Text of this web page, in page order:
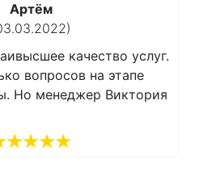
Сергей
(22.02.2022)
Наивысшее качество услуг.
вопросов на этапе
Но менеджер Виктория